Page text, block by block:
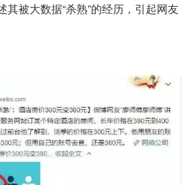
其被大数据“杀熟”的经历，引起网友